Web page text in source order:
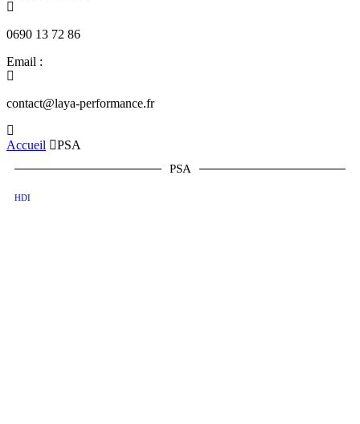
0690 13 72 86
Email :
contact@laya-performance.fr
Accueil PSA
PSA
HDI